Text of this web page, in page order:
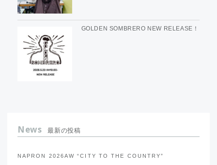
GOLDEN SOMBRERO NEW RELEASE！
News 最新の投稿
NAPRON 2026AW “CITY TO THE COUNTRY”